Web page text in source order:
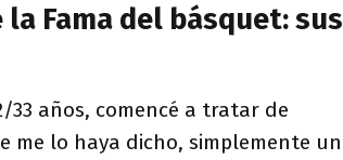
Fama del básquet: sus
33 años, comencé a tratar de
me lo haya dicho, simplemente un